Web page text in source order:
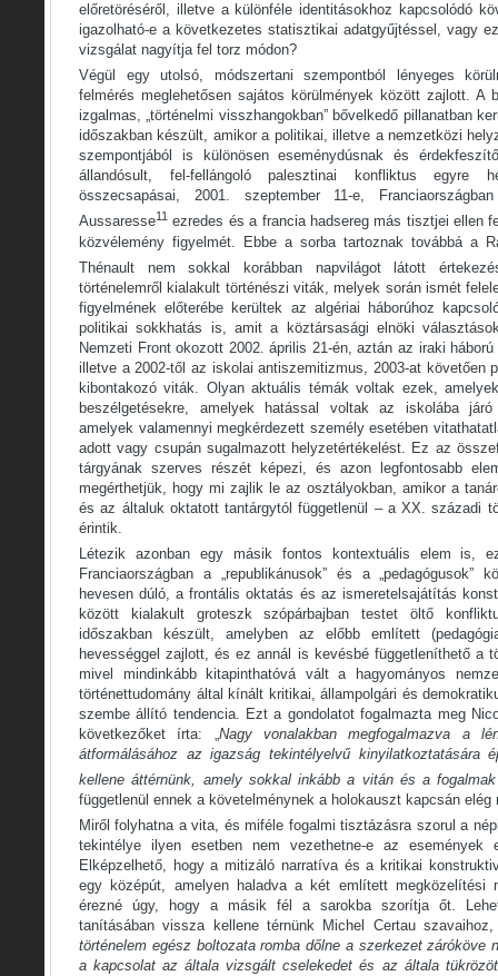
előretöréséről, illetve a különféle identitásokhoz kapcsolódó
igazolható-e a következetes statisztikai adatgyűjtéssel, vagy
vizsgálat nagyítja fel torz módon?
Végül egy utolsó, módszertani szempontból lényeges
felmérés meglehetősen sajátos körülmények között zajlott. A
izgalmas, „történelmi visszhangokban” bővelkedő pillanatban
időszakban készült, amikor a politikai, illetve a nemzetközi
szempontjából is különösen eseménydúsnak és
állandósult, fel-fellángoló palesztinai konfliktus egyre
összecsapásai, 2001. szeptember 11-e,
Aussaresse11 ezredes és a francia hadsereg más tisztjei ellen
közvélemény figyelmét. Ebbe a sorba tartoznak továbbá a
Thénault nem sokkal korábban napvilágot látott
történelemről kialakult történészi viták, melyek során ismét
figyelmének előterébe kerültek az algériai háborúhoz
politikai sokkhatás is, amit a köztársasági elnöki
Nemzeti Front okozott 2002. április 21-én, aztán az iraki
illetve a 2002-től az iskolai antiszemitizmus, 2003-at követően
kibontakozó viták. Olyan aktuális témák voltak ezek,
beszélgetésekre, amelyek hatással voltak az iskolába járó
amelyek valamennyi megkérdezett személy esetében
adott vagy csupán sugalmazott helyzetértékelést. Ez az
tárgyának szerves részét képezi, és azon legfontosabb
megérthetjük, hogy mi zajlik le az osztályokban, amikor a
és az általuk oktatott tantárgytól függetlenül – a XX. századi
érintik.
Létezik azonban egy másik fontos kontextuális elem is,
Franciaországban a „republikánusok” és a „pedagógusok”
hevesen dúló, a frontális oktatás és az ismeretelsajátítás
között kialakult groteszk szópárbajban testet öltő
időszakban készült, amelyben az előbb említett
hevességgel zajlott, és ez annál is kevésbé függetleníthető a
mivel mindinkább kitapinthatóvá vált a hagyományos
történettudomány által kínált kritikai, állampolgári és
szembe állító tendencia. Ezt a gondolatot fogalmazta meg
következőket írta: „ Nagy vonalakban megfogalmazva a
átformálásához az igazság tekintélyelvű kinyilatkoztatására
kellene áttérnünk, amely sokkal inkább a vitán és a fogalmak
függetlenül ennek a követelménynek a holokauszt kapcsán elég
Miről folyhatna a vita, és miféle fogalmi tisztázásra szorul a
tekintélye ilyen esetben nem vezethetne-e az események
Elképzelhető, hogy a mitizáló narratíva és a kritikai
egy középút, amelyen haladva a két említett megközelítési
érezné úgy, hogy a másik fél a sarokba szorítja őt.
tanításában vissza kellene térnünk Michel Certau
történelem egész boltozata romba dőlne a szerkezet záróköve
a kapcsolat az általa vizsgált cselekedet és az általa